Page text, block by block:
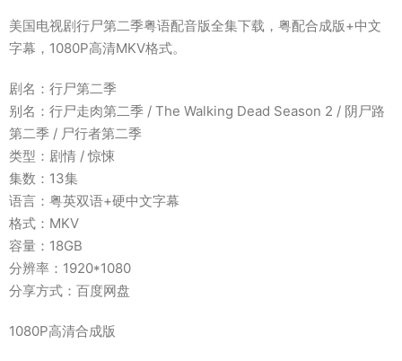
美国电视剧行尸第二季粤语配音版全集下载，粤配合成版+中文
字幕，1080P高清MKV格式。
剧名：行尸第二季
别名：行尸走肉第二季 / The Walking Dead Season 2 / 阴尸路
第二季 / 尸行者第二季
类型：剧情 / 惊悚
集数：13集
语言：粤英双语+硬中文字幕
格式：MKV
容量：18GB
分辨率：1920*1080
分享方式：百度网盘
1080P高清合成版